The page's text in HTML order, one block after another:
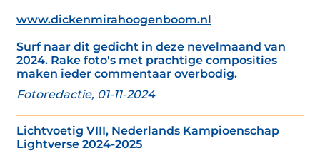
www.dickenmirahoogenboom.nl
Surf naar dit gedicht in deze nevelmaand van
2024. Rake foto's met prachtige composities
maken ieder commentaar overbodig.
Fotoredactie, 01-11-2024
Lichtvoetig VIII, Nederlands Kampioenschap
Lightverse 2024-2025